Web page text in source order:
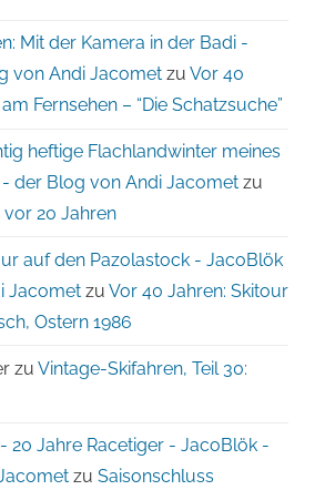
Mit der Kamera in der Badi -
von Andi Jacomet zu Vor 40
Fernsehen – “Die Schatzsuche”
heftige Flachlandwinter meines
der Blog von Andi Jacomet zu
20 Jahren
auf den Pazolastock - JacoBlök
Jacomet zu Vor 40 Jahren: Skitour
Ostern 1986
zu Vintage-Skifahren, Teil 30:
20 Jahre Racetiger - JacoBlök -
zu Saisonschluss